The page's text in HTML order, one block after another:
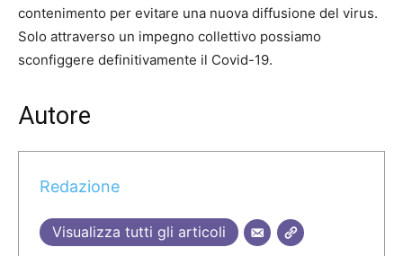
contenimento per evitare una nuova diffusione del virus.
Solo attraverso un impegno collettivo possiamo
sconfiggere definitivamente il Covid-19.
Autore
Redazione
Visualizza tutti gli articoli